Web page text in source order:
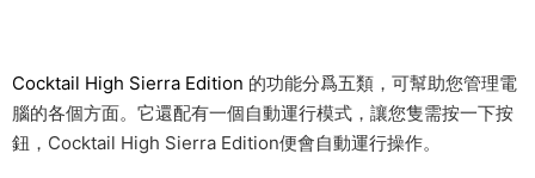
Cocktail High Sierra Edition 的功能分爲五類，可幫助您管理電
腦的各個方面。它還配有一個自動運行模式，讓您隻需按一下按
鈕，Cocktail High Sierra Edition便會自動運行操作。